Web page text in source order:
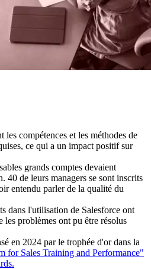
les compétences et les méthodes de
ce qui a un impact positif sur
grands comptes devaient
40 de leurs managers se sont inscrits
entendu parler de la qualité du
dans l'utilisation de Salesforce ont
les problèmes ont pu être résolus
en 2024 par le trophée d'or dans la
for Sales Training and Performance"